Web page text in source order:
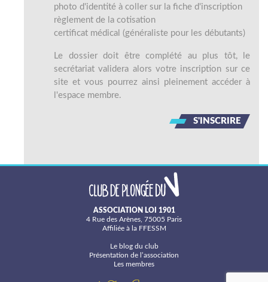
photo d'identité à coller sur la fiche d'inscription
règlement de la cotisation
certificat médical (généraliste pour les débutants)
Le dossier doit être complété au plus tôt, le
secrétariat validera alors votre inscription sur ce
site et vous pourrez ainsi pleinement accéder à
l'espace membre.
S'INSCRIRE
ASSOCIATION LOI 1901
4 Rue des Arènes, 75005 Paris
Affiliée à la FFESSM
Le blog du club
Présentation de l’association
Les membres